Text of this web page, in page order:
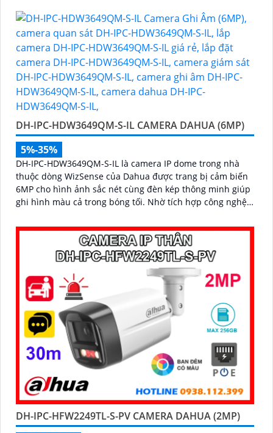
phương tiện, kết hợp với tính năng đàm thoại hai chiều,
hỗ trợ khe thẻ nhớ lên đến 512GB đáp ứng hoàn hảo an
ninh
DH-IPC-HDW3649QM-S-IL CAMERA DAHUA (6MP)
5%-35%
DH-IPC-HDW3649QM-S-IL là camera IP dome trong nhà
thuộc dòng WizSense của Dahua được trang bị cảm biến
6MP cho hình ảnh sắc nét cùng đèn kép thông minh giúp
ghi hình màu cả trong bóng tối. Nhờ tích hợp công nghệ
trợ mic ghi âm rõ ràng và khe thẻ nhớ lên đến 512GB cho
khả năng lưu trữ vượt trội với thiết kế nhỏ gọn cấp nguồn
DH-IPC-HFW2249TL-S-PV CAMERA DAHUA (2MP)